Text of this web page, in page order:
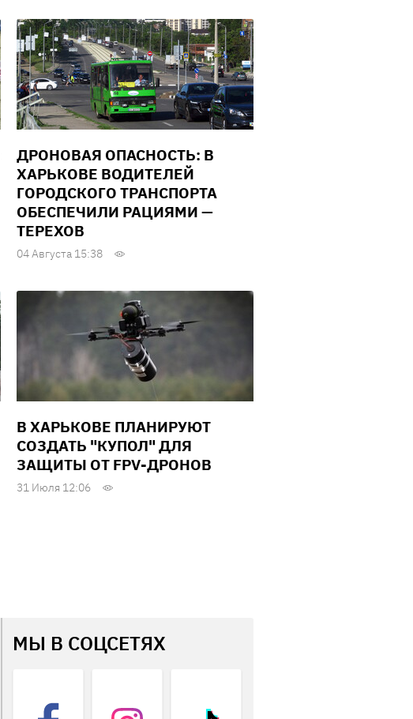
ДРОНОВАЯ ОПАСНОСТЬ: В
ХАРЬКОВЕ ВОДИТЕЛЕЙ
ГОРОДСКОГО ТРАНСПОРТА
ОБЕСПЕЧИЛИ РАЦИЯМИ —
ТЕРЕХОВ
04 Августа 15:38
В ХАРЬКОВЕ ПЛАНИРУЮТ
СОЗДАТЬ "КУПОЛ" ДЛЯ
ЗАЩИТЫ ОТ FPV-ДРОНОВ
31 Июля 12:06
МЫ В СОЦСЕТЯХ